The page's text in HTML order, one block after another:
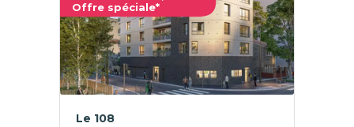
Offre spéciale*
Le 108